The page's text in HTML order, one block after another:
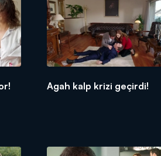
Agah kalp krizi geçirdi!